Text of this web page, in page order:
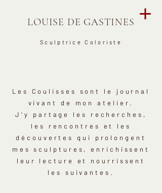
LOUISE DE GASTINES
Sculptrice Coloriste
Les Coulisses sont le journal
vivant de mon atelier.
J'y partage les recherches,
les rencontres et les
découvertes qui prolongent
mes sculptures, enrichissent
leur lecture et nourrissent
les suivantes.